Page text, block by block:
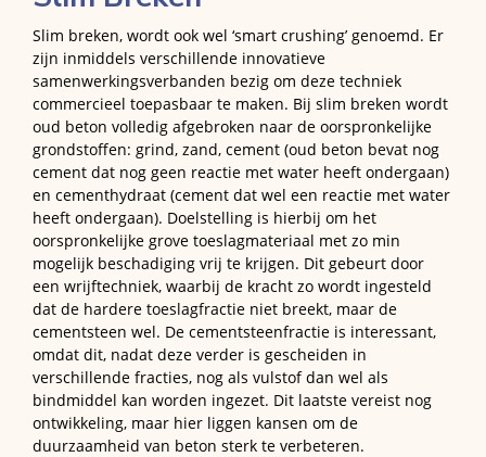
Slim breken, wordt ook wel ‘smart crushing’ genoemd. Er
zijn inmiddels verschillende innovatieve
samenwerkingsverbanden bezig om deze techniek
commercieel toepasbaar te maken. Bij slim breken wordt
oud beton volledig afgebroken naar de oorspronkelijke
grondstoffen: grind, zand, cement (oud beton bevat nog
cement dat nog geen reactie met water heeft ondergaan)
en cementhydraat (cement dat wel een reactie met water
heeft ondergaan). Doelstelling is hierbij om het
oorspronkelijke grove toeslagmateriaal met zo min
mogelijk beschadiging vrij te krijgen. Dit gebeurt door
een wrijftechniek, waarbij de kracht zo wordt ingesteld
dat de hardere toeslagfractie niet breekt, maar de
cementsteen wel. De cementsteenfractie is interessant,
omdat dit, nadat deze verder is gescheiden in
verschillende fracties, nog als vulstof dan wel als
bindmiddel kan worden ingezet. Dit laatste vereist nog
ontwikkeling, maar hier liggen kansen om de
duurzaamheid van beton sterk te verbeteren.